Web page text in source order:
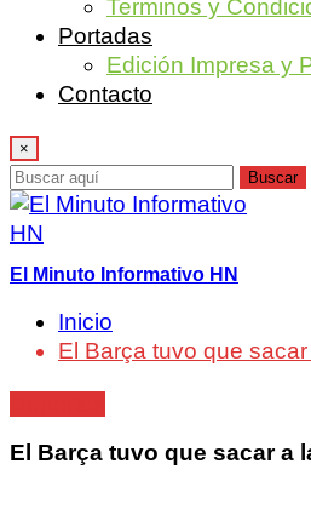
Terminos y
Portadas
Edición Impresa y
Contacto
×
Buscar
El Minuto Informativo HN
Inicio
El Barça tuvo que
El Barça tuvo que sacar a